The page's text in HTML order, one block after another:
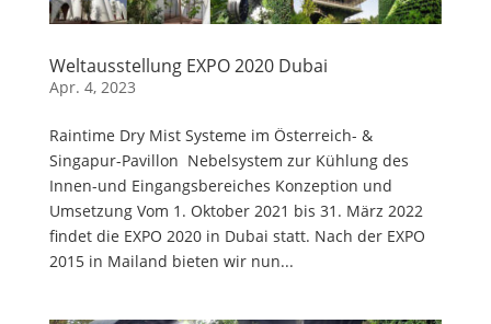
Weltausstellung EXPO 2020 Dubai
Apr. 4, 2023
Raintime Dry Mist Systeme im Österreich- &
Singapur-Pavillon Nebelsystem zur Kühlung des
Innen-und Eingangsbereiches Konzeption und
Umsetzung Vom 1. Oktober 2021 bis 31. März 2022
findet die EXPO 2020 in Dubai statt. Nach der EXPO
2015 in Mailand bieten wir nun...